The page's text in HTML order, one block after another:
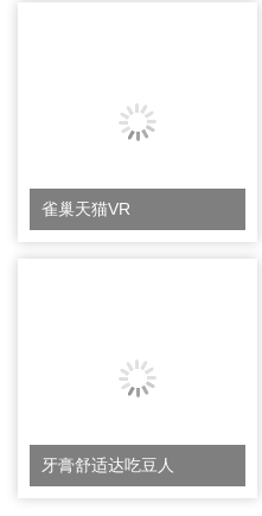
雀巢天猫VR
牙膏舒适达吃豆人